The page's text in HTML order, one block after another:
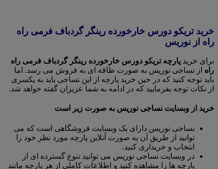
خرید تریکو دورس خارخورده رینگر گردباف فرمی راه
راه از نوریس
برای خرید پارچه تریکو دورس خارخورده رینگر گردباف فرمی راه
راه از نساجی نوریس به صورت طاقه ای به فروش می رسد. اما
باید توجه کنید که در حین خرید پارچه از این نساجی باید به یکسری
از نکات توجه بفرمایید که در ادامه به شما عزیزان گفته خواهد شد.
خرید از وبسایت نساجی نوریس به صورت زیر است
نساجی نوریس دارای یک وبسایت فروشگاهی است که می
توانید از طریق آن به صورت آنلاین پارچه مورد نظر خود را
انتخاب و خریداری کنید.
در وبسایت نساجی نوریس می توانید تنوع گسترده ای از
پارچه ها را مشاهده کنید و اطلاعات کاملی از هر پارچه مانند